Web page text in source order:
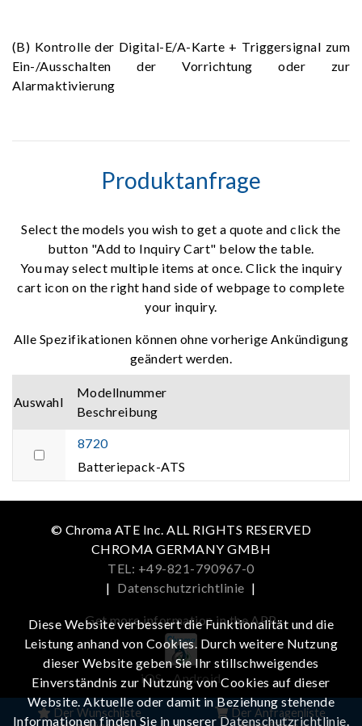
(B) Kontrolle der Digital-E/A-Karte + Triggersignal zum
Ein-/Ausschalten der Vorrichtung oder zur
Alarmaktivierung
Produktanfrage
Select the models you wish to get a quote and click the
button "Add to Inquiry Cart" below the table.
You may select multiple items at once. Click the inquiry
cart icon on the right hand side of webpage to complete
your inquiry.
Alle Spezifikationen können ohne vorherige Ankündigung
geändert werden.
Auswahl
Modellnummer
Beschreibung
8720
Batteriepack-ATS
Der Wunschliste
Der Anfragenliste
© Chroma ATE Inc. ALL RIGHTS RESERVED
CHROMA GERMANY GMBH
TEL: +49-821-790967-0
| Datenschutzrichtlinie |
Get more information in the APP
iOS Android
Diese Website verbessert die Funktionalität und die
Leistung anhand von Cookies. Durch weitere Nutzung
dieser Website geben Sie Ihr stillschweigendes
Einverständnis zur Nutzung von Cookies auf dieser
Website. Aktuelle oder damit in Beziehung stehende
Informationen finden Sie in unsererDatenschutzrichtlinie.